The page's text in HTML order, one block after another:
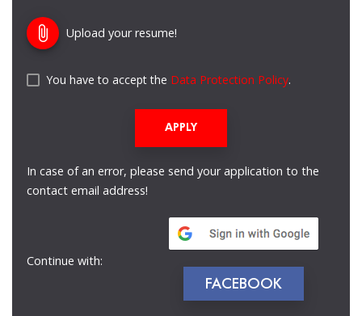
attach_file Upload your resume!
You have to accept the Data Protection Policy.
APPLY
In case of an error, please send your application to the
contact email address!
Continue with:
FACEBOOK